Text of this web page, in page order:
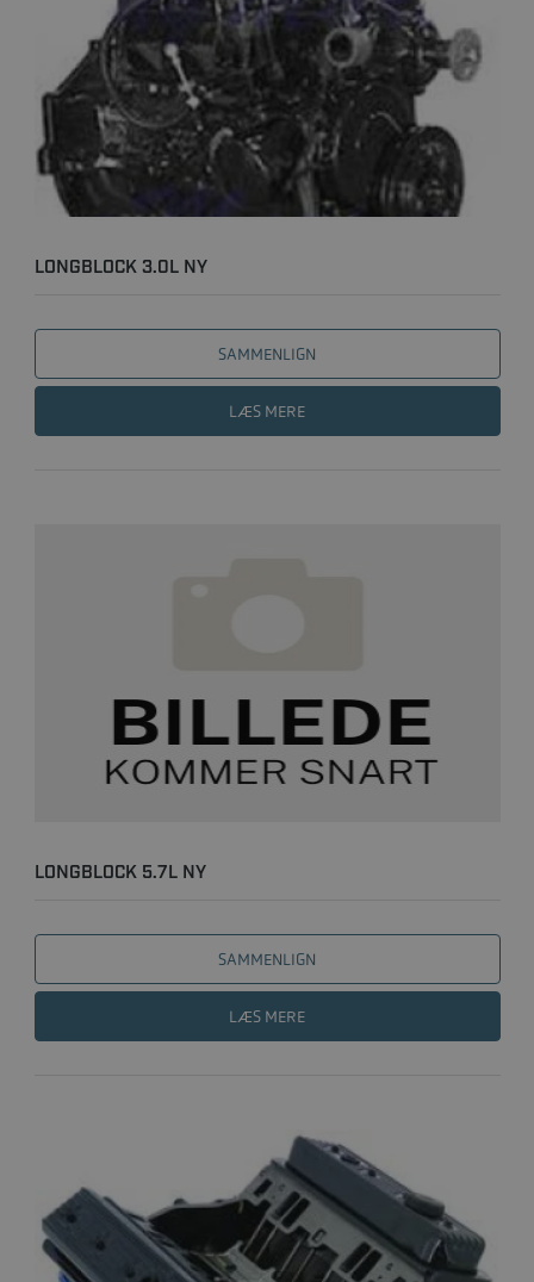
LONGBLOCK 3.0L NY
SAMMENLIGN
LÆS MERE
LONGBLOCK 5.7L NY
SAMMENLIGN
LÆS MERE